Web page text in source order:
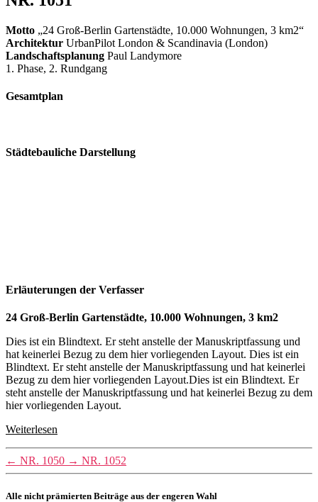
Motto „24 Groß-Berlin Gartenstädte, 10.000 Wohnungen, 3 km2“
Architektur UrbanPilot London & Scandinavia (London)
Landschaftsplanung Paul Landymore
1. Phase, 2. Rundgang
Gesamtplan
Städtebauliche Darstellung
Erläuterungen der Verfasser
24 Groß-Berlin Gartenstädte, 10.000 Wohnungen, 3 km2
Dies ist ein Blindtext. Er steht anstelle der Manuskriptfassung und
hat keinerlei Bezug zu dem hier vorliegenden Layout. Dies ist ein
Blindtext. Er steht anstelle der Manuskriptfassung und hat keinerlei
Bezug zu dem hier vorliegenden Layout.Dies ist ein Blindtext. Er
steht anstelle der Manuskriptfassung und hat keinerlei Bezug zu dem
hier vorliegenden Layout.
Weiterlesen
← NR. 1050 → NR. 1052
Alle nicht prämierten Beiträge aus der engeren Wahl